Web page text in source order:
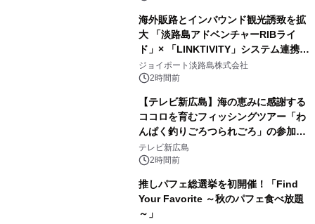
海外販路とインバウンド観光誘致を拡
大 「淡路島アドベンチャーRIBライ
ド」× 「LINKTIVITY」システム連携を
開始！
ジョイポート淡路島株式会社
2時間前
【テレビ新広島】海の恵みに感謝する
ココロを育むフィッシングツアー「わ
んぱく釣りごろつられごろ」の参加小
学生を募集
テレビ新広島
2時間前
推しパフェ総選挙を初開催！「Find
Your Favorite ～秋のパフェ食べ放題
～」